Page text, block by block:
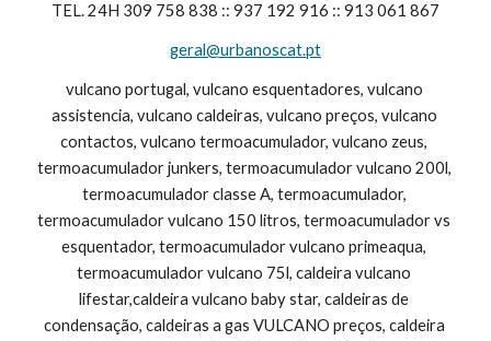
TEL. 24H 309 758 838 :: 937 192 916 :: 913 061 867
geral@urbanoscat.pt
vulcano portugal, vulcano esquentadores, vulcano
assistencia, vulcano caldeiras, vulcano preços, vulcano
contactos, vulcano termoacumulador, vulcano zeus,
termoacumulador junkers, termoacumulador vulcano 200l,
termoacumulador classe A, termoacumulador,
termoacumulador vulcano 150 litros, termoacumulador vs
esquentador, termoacumulador vulcano primeaqua,
termoacumulador vulcano 75l, caldeira vulcano
lifestar,caldeira vulcano baby star, caldeiras de
condensação, caldeiras a gas VULCANO preços, caldeira